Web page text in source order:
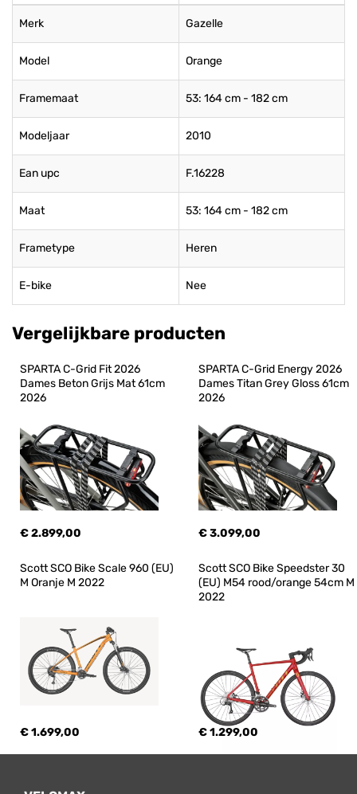
Merk Gazelle
Model Orange
Framemaat 53: 164 cm - 182 cm
Modeljaar 2010
Ean upc F.16228
Maat 53: 164 cm - 182 cm
Frametype Heren
E-bike Nee
Vergelijkbare producten
SPARTA C-Grid Fit 2026
Dames Beton Grijs Mat 61cm
2026
€ 2.899,00
SPARTA C-Grid Energy 2026
Dames Titan Grey Gloss 61cm
2026
€ 3.099,00
Scott SCO Bike Scale 960 (EU)
M Oranje M 2022
€ 1.699,00
Scott SCO Bike Speedster 30
(EU) M54 rood/orange 54cm M
2022
€ 1.299,00